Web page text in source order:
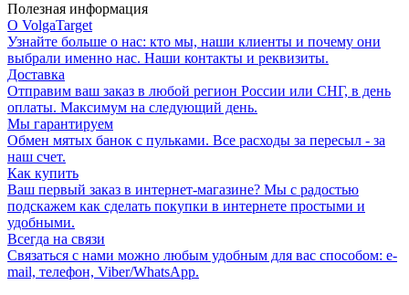
Полезная информация
О VolgaTarget
Узнайте больше о нас: кто мы, наши клиенты и почему они
выбрали именно нас. Наши контакты и реквизиты.
Доставка
Отправим ваш заказ в любой регион России или СНГ, в день
оплаты. Максимум на следующий день.
Мы гарантируем
Обмен мятых банок с пульками. Все расходы за пересыл - за
наш счет.
Как купить
Ваш первый заказ в интернет-магазине? Мы с радостью
подскажем как сделать покупки в интернете простыми и
удобными.
Всегда на связи
Связаться с нами можно любым удобным для вас способом: e-
mail, телефон, Viber/WhatsApp.